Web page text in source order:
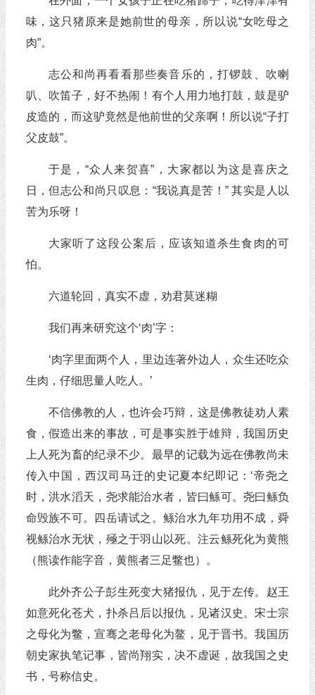
味，这只猪原来是她前世的母亲，所以说“女吃母之
肉”。
志公和尚再看看那些奏音乐的，打锣鼓、吹喇
叭、吹笛子，好不热闹！有个人用力地打鼓，鼓是驴
皮造的，而这驴竟然是他前世的父亲啊！所以说“子打
父皮鼓”。
于是，“众人来贺喜”，大家都以为这是喜庆之
日，但志公和尚只叹息：“我说真是苦！” 其实是人以
苦为乐呀！
大家听了这段公案后，应该知道杀生食肉的可
怕。
六道轮回，真实不虚，劝君莫迷糊
我们再来研究这个‘肉’字：
‘肉字里面两个人，里边连著外边人，众生还吃众
生肉，仔细思量人吃人。’
不信佛教的人，也许会巧辩，这是佛教徒劝人素
食，假造出来的事故，可是事实胜于雄辩，我国历史
上人死为畜的纪录不少。最早的记载为远在佛教尚未
传入中国，西汉司马迁的史记夏本纪即记：‘帝尧之
时，洪水滔天，尧求能治水者，皆曰鲧可。尧曰鲧负
命毁族不可。四岳请试之。鲧治水九年功用不成，舜
视鲧治水无状，殛之于羽山以死。注云鲧死化为黄熊
（熊读作能字音，黄熊者三足鳖也）。
此外齐公子彭生死变大猪报仇，见于左传。赵王
如意死化苍犬，扑杀吕后以报仇，见诸汉史。宋士宗
之母化为鳖，宣骞之老母化为鳌，见于晋书。我国历
朝史家执笔记事，皆尚翔实，决不虚诞，故我国之史
书，号称信史。